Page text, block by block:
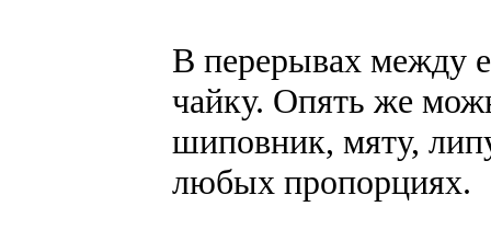
В перерывах между
чайку. Опять же
шиповник, мяту,
любых пропорциях.